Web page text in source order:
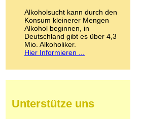
LSD
Marihuana
Medikamente
Meskalin
Metamphetamin
Methadon
Pilze
Alkoholsucht kann durch den
Konsum kleinerer Mengen
Alkohol beginnen, in
Deutschland gibt es über 4,3
Mio. Alkoholiker.
Hier Informieren ...
Unterstütze uns